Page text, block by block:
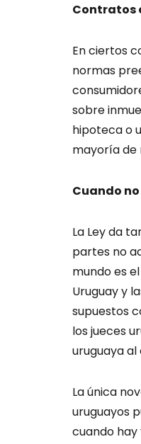
Contratos
En ciertos
normas
sobre
hipoteca o
mayoría de
Cuando
La Ley da
partes no
mundo es
Uruguay y
supuestos
los jueces
uruguaya
La única
uruguayos
cuando